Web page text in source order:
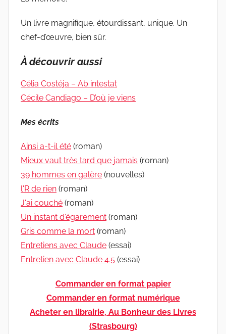
Un livre magnifique, étourdissant, unique. Un
chef-d’œuvre, bien sûr.
À découvrir aussi
Célia Costéja – Ab intestat
Cécile Candiago – D’où je viens
Mes écrits
Ainsi a-t-il été (roman)
Mieux vaut très tard que jamais (roman)
39 hommes en galère (nouvelles)
l'R de rien (roman)
J'ai couché (roman)
Un instant d'égarement (roman)
Gris comme la mort (roman)
Entretiens avec Claude (essai)
Entretien avec Claude 4.5 (essai)
Commander en format papier
Commander en format numérique
Acheter en librairie, Au Bonheur des Livres
(Strasbourg)